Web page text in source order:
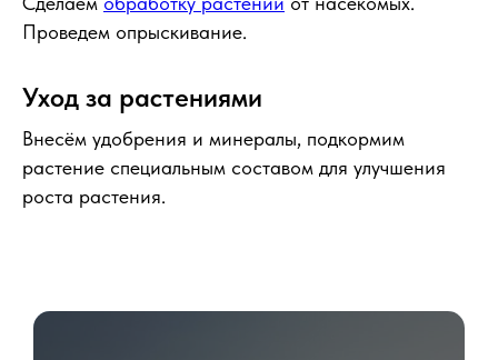
Проведем опрыскивание.
Уход за растениями
Внесём удобрения и минералы, подкормим
растение специальным составом для улучшения
роста растения.